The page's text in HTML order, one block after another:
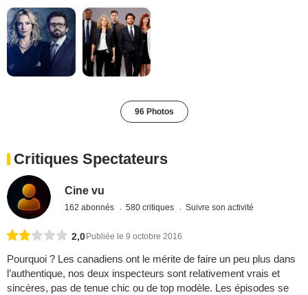
96 Photos
Critiques Spectateurs
Cine vu
162 abonnés 580 critiques Suivre son activité
2,0Publiée le 9 octobre 2016
Pourquoi ? Les canadiens ont le mérite de faire un peu plus dans
l’authentique, nos deux inspecteurs sont relativement vrais et
sincères, pas de tenue chic ou de top modèle. Les épisodes se